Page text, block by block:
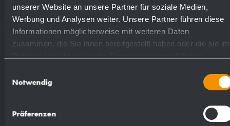
unserer Website an unsere Partner für soziale Medien,
Werbung und Analysen weiter. Unsere Partner führen diese
Informationen möglicherweise mit weiteren Daten
zusammen, die Sie ihnen bereitgestellt haben oder die sie im
Notwendig
Präferenzen
mat rectifié (standard) 727541
poli 731541